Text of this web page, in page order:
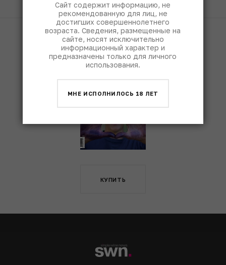
Fine & Rare Wine1490
КУПИТЬ
Сайт содержит информацию, не
рекомендованную для лиц, не
достигших совершеннолетнего
возраста. Сведения, размещенные на
сайте, носят исключительно
информационный характер и
предназначены только для личного
использования.
МНЕ ИСПОЛНИЛОСЬ 18 ЛЕТ